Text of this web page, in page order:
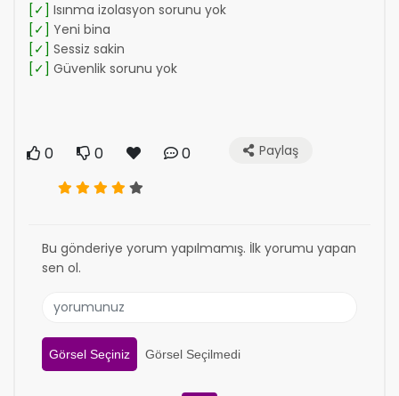
[✓] Isınma izolasyon sorunu yok
[✓] Yeni bina
[✓] Sessiz sakin
[✓] Güvenlik sorunu yok
0 0 0 Paylaş
Bu gönderiye yorum yapılmamış. İlk yorumu yapan
sen ol.
Görsel Seçiniz Görsel Seçilmedi